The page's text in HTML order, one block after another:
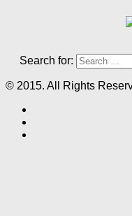
Search for:
© 2015. All Rights